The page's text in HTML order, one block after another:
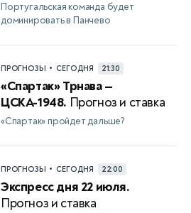
Португальская команда будет
доминировать в Панчево
ПРОГНОЗЫ • СЕГОДНЯ 21:30
«Спартак» Трнава —
ЦСКА-1948. Прогноз и ставка
«Спартак» пройдет дальше?
ПРОГНОЗЫ • СЕГОДНЯ 22:00
Экспресс дня 22 июля.
Прогноз и ставка